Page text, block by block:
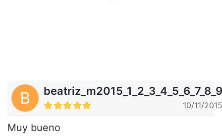
B beatriz_m2015_1_2_3_4_5_6_7_8_9
10/11/2015
Muy bueno